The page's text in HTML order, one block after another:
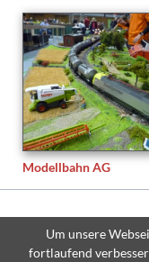
Modellbahn AG
reserved.Um unsere
fortlaufend